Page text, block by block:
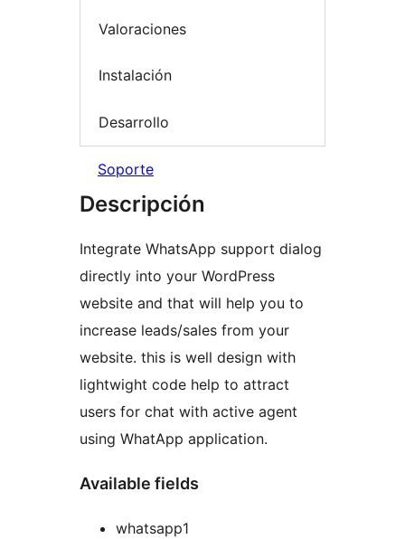
Valoraciones
Instalación
Desarrollo
Soporte
Descripción
Integrate WhatsApp support dialog
directly into your WordPress
website and that will help you to
increase leads/sales from your
website. this is well design with
lightwight code help to attract
users for chat with active agent
using WhatApp application.
Available fields
whatsapp1